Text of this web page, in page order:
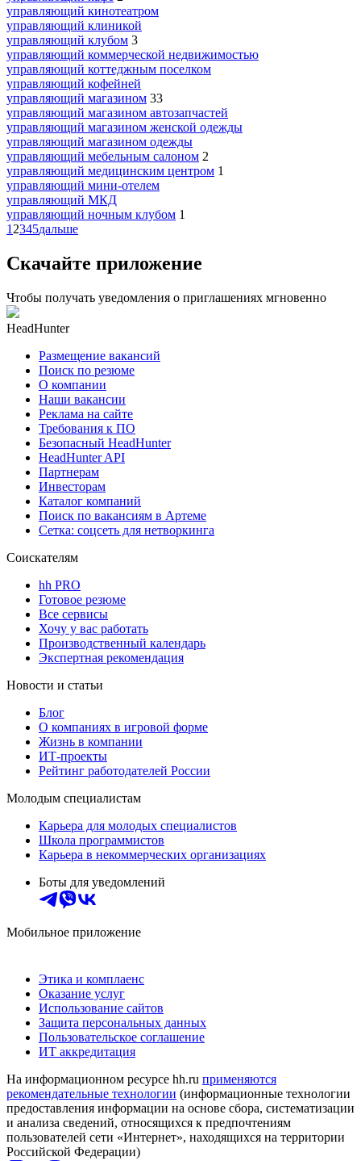
управляющий кинотеатром
управляющий клиникой
управляющий клубом 3
управляющий коммерческой недвижимостью
управляющий коттеджным поселком
управляющий кофейней
управляющий магазином 33
управляющий магазином автозапчастей
управляющий магазином женской одежды
управляющий магазином одежды
управляющий мебельным салоном 2
управляющий медицинским центром 1
управляющий мини-отелем
управляющий МКД
управляющий ночным клубом 1
1 2345дальше
Скачайте приложение
Чтобы получать уведомления о приглашениях мгновенно
HeadHunter
Размещение вакансий
Поиск по резюме
О компании
Наши вакансии
Реклама на сайте
Требования к ПО
Безопасный HeadHunter
HeadHunter API
Партнерам
Инвесторам
Каталог компаний
Поиск по вакансиям в Артеме
Сетка: соцсеть для нетворкинга
Соискателям
hh PRO
Готовое резюме
Все сервисы
Хочу у вас работать
Производственный календарь
Экспертная рекомендация
Новости и статьи
Блог
О компаниях в игровой форме
Жизнь в компании
ИТ-проекты
Рейтинг работодателей России
Молодым специалистам
Карьера для молодых специалистов
Школа программистов
Карьера в некоммерческих организациях
Боты для уведомлений
Мобильное приложение
Этика и комплаенс
Оказание услуг
Использование сайтов
Защита персональных данных
Пользовательское соглашение
ИТ аккредитация
На информационном ресурсе hh.ru применяются
рекомендательные технологии (информационные технологии
предоставления информации на основе сбора, систематизации
и анализа сведений, относящихся к предпочтениям
пользователей сети «Интернет», находящихся на территории
Российской Федерации)